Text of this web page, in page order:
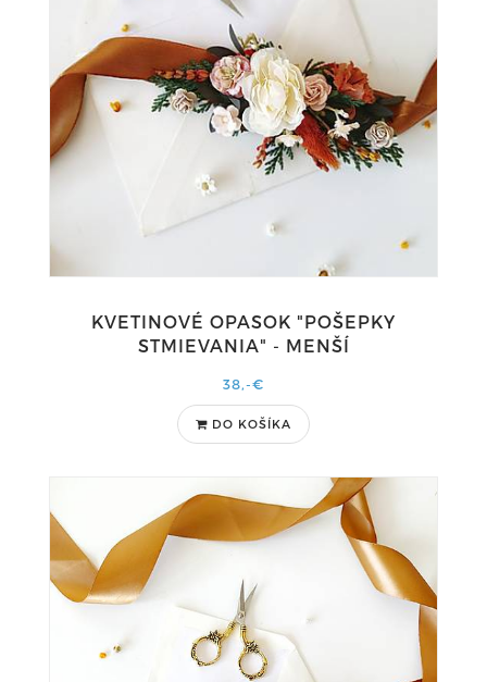
KVETINOVÉ OPASOK "POŠEPKY
STMIEVANIA" - MENŠÍ
38,-€
DO KOŠÍKA